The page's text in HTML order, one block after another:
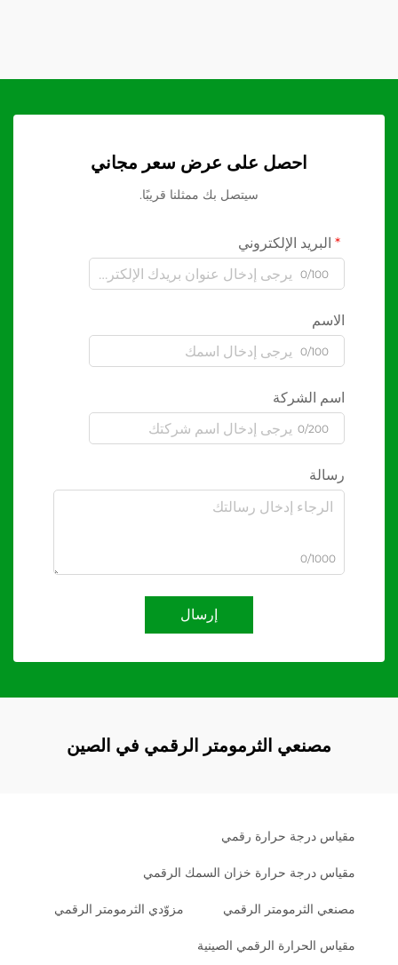
احصل على عرض سعر مجاني
سيتصل بك ممثلنا قريبًا.
البريد الإلكتروني
0/100
الاسم
0/100
اسم الشركة
0/200
رسالة
0/1000
إرسال
مصنعي الثرمومتر الرقمي في الصين
مقياس درجة حرارة رقمي
مقياس درجة حرارة خزان السمك الرقمي
مصنعي الثرمومتر الرقمي مزوّدي الثرمومتر الرقمي
مقياس الحرارة الرقمي الصينية